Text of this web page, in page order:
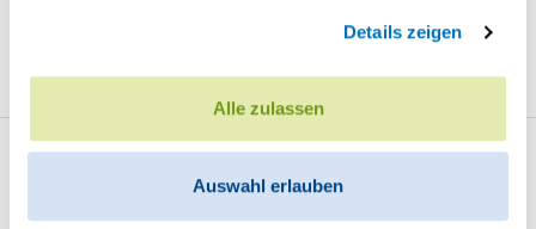
Details zeigen
Alle zulassen
Auswahl erlauben
Weiterbildungskurs Arbeit